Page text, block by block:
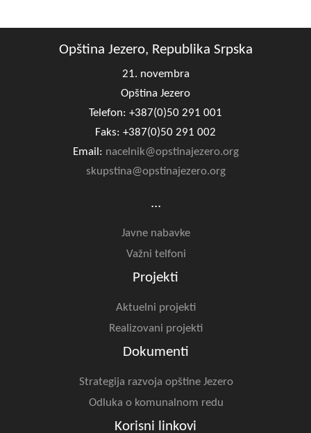
Opština Jezero, Republika Srpska
21. novembra
Opština Jezero
Telefon: +387(0)50 291 001
Faks: +387(0)50 291 002
Email: nacelnik@opstinajezero.org
skupstina@opstinajezero.org
...
Javne nabavke
Važni telfoni
Projekti
Aktuelni projekti
Realizovani projekti
Dokumenti
Strategija razvoja opštine Jezero
Odluka o komunalnom redu
Korisni linkovi